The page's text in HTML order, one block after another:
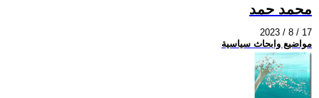
محمد حمد
2023 / 8 / 17
مواضيع وابحاث سياسية